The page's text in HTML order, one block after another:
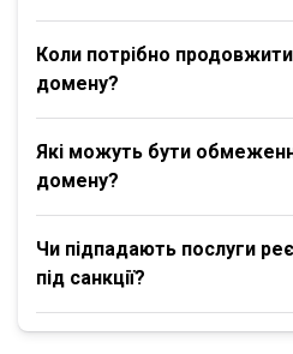
Коли потрібно
домену?
Які можуть бути
домену?
Чи підпадають послуги
під санкції?